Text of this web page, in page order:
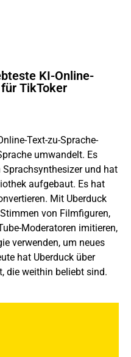
KI-Online-
TikToker
Text-zu-Sprache-
umwandelt. Es
und hat
aufgebaut. Es hat
Mit Uberduck
von Filmfiguren,
Moderatoren imitieren,
verwenden, um neues
hat Uberduck über
die weithin beliebt sind.